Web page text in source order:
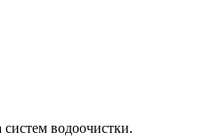
водоочистки.